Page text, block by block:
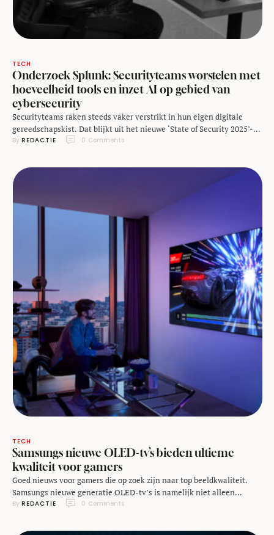
TECH
Onderzoek Splunk: Securityteams worstelen met
hoeveelheid tools en inzet AI op gebied van
cybersecurity
Securityteams raken steeds vaker verstrikt in hun eigen digitale
gereedschapskist. Dat blijkt uit het nieuwe ‘State of Security 2025’-
rapport van Splunk, uitgevoerd in samenwerking met
securityprofessionals zegt 46% meer tijd kwijt te zijn aan het
onderhouden van tools dan aan het daadwerkelijk verdedigen van
By REDACTIE 0 Comments
TECH
Samsungs nieuwe OLED-tv’s bieden ultieme
kwaliteit voor gamers
Goed nieuws voor gamers die op zoek zijn naar top beeldkwaliteit.
Samsungs nieuwe generatie OLED-tv’s is namelijk niet alleen
haarscherp en razendsnel, maar ook officieel compatibel met NVIDIA
scherm weet: het verschil tussen ‘goed’ en ‘perfect’ zit in 'm de
By REDACTIE 0 Comments